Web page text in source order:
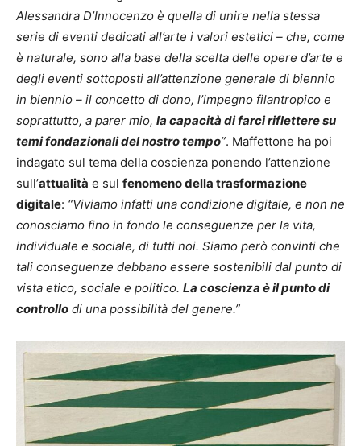
Alessandra D’Innocenzo è quella di unire nella stessa
serie di eventi dedicati all’arte i valori estetici – che, come
è naturale, sono alla base della scelta delle opere d’arte e
degli eventi sottoposti all’attenzione generale di biennio
in biennio – il concetto di dono, l’impegno filantropico e
soprattutto, a parer mio, la capacità di farci riflettere su
temi fondazionali del nostro tempo”. Maffettone ha poi
indagato sul tema della coscienza ponendo l’attenzione
sull’attualità e sul fenomeno della trasformazione
digitale: “Viviamo infatti una condizione digitale, e non ne
conosciamo fino in fondo le conseguenze per la vita,
individuale e sociale, di tutti noi. Siamo però convinti che
tali conseguenze debbano essere sostenibili dal punto di
vista etico, sociale e politico. La coscienza è il punto di
controllo di una possibilità del genere.”